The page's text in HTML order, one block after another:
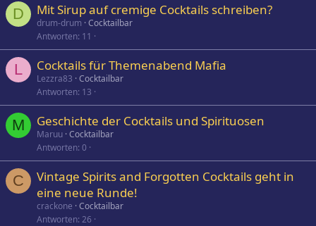
D Mit Sirup auf cremige Cocktails schreiben?
drum-drum Cocktailbar
Antworten 11
L Cocktails für Themenabend Mafia
Lezzra83 Cocktailbar
Antworten 13
M Geschichte der Cocktails und Spirituosen
Maruu Cocktailbar
Antworten 0
C
Vintage Spirits and Forgotten Cocktails geht in
eine neue Runde!
crackone Cocktailbar
Antworten 26